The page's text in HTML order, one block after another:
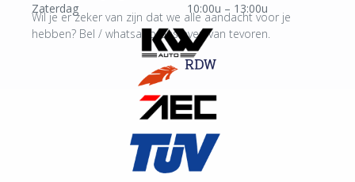
Zaterdag
10:00u – 13:00u
Wil je er zeker van zijn dat we alle aandacht voor je
hebben? Bel / whatsapp ons even van tevoren.